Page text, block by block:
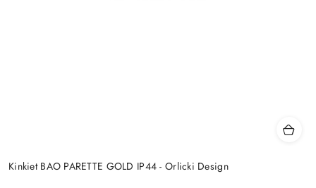
Kinkiet BAO PARETTE GOLD IP44 - Orlicki Design